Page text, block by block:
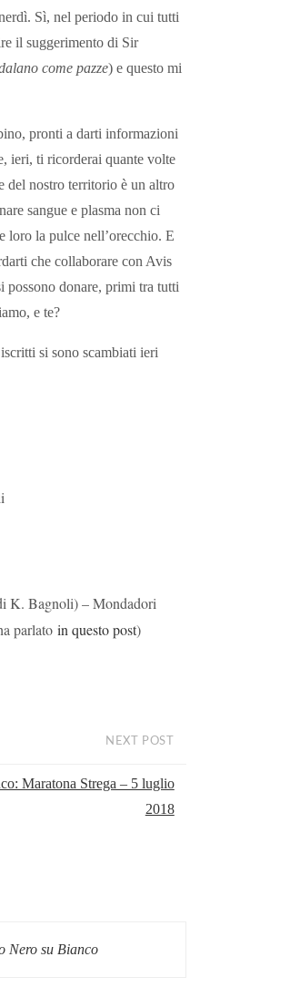
Sì, nel periodo in cui tutti
il suggerimento di Sir
come pazze) e questo mi
pronti a darti informazioni
ieri, ti ricorderai quante volte
del nostro territorio è un altro
sangue e plasma non ci
loro la pulce nell’orecchio. E
che collaborare con Avis
possono donare, primi tra tutti
e te?
si sono scambiati ieri
K. Bagnoli) – Mondadori
parlato in questo post)
NEXT POST
Maratona Strega – 5 luglio
2018
Nero su Bianco